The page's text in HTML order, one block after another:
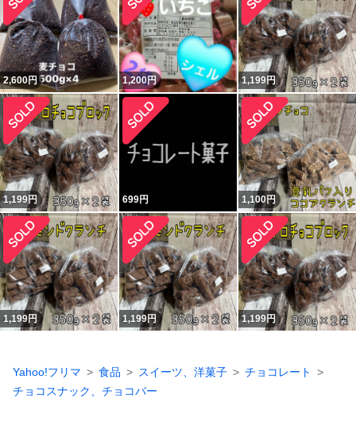
2,600円 1,200円 1,199円
1,199円 699円 1,100円
1,199円 1,199円 1,199円
Yahoo!フリマ 食品 スイーツ、洋菓子
チョコレート
チョコスナック、チョコバー